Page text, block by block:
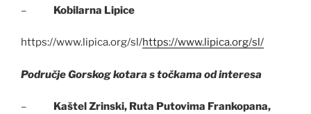
– Kobilarna Lipice
https://www.lipica.org/sl/https://www.lipica.org/sl/
Područje Gorskog kotara s točkama od interesa
– Kaštel Zrinski, Ruta Putovima Frankopana,